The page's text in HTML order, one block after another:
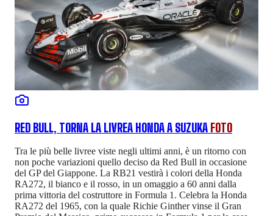
RED BULL, TORNA LA LIVREA HONDA A SUZUKA FOTO
Tra le più belle livree viste negli ultimi anni, è un ritorno con
non poche variazioni quello deciso da Red Bull in occasione
del GP del Giappone. La RB21 vestirà i colori della Honda
RA272, il bianco e il rosso, in un omaggio a 60 anni dalla
prima vittoria del costruttore in Formula 1. Celebra la Honda
RA272 del 1965, con la quale Richie Ginther vinse il Gran